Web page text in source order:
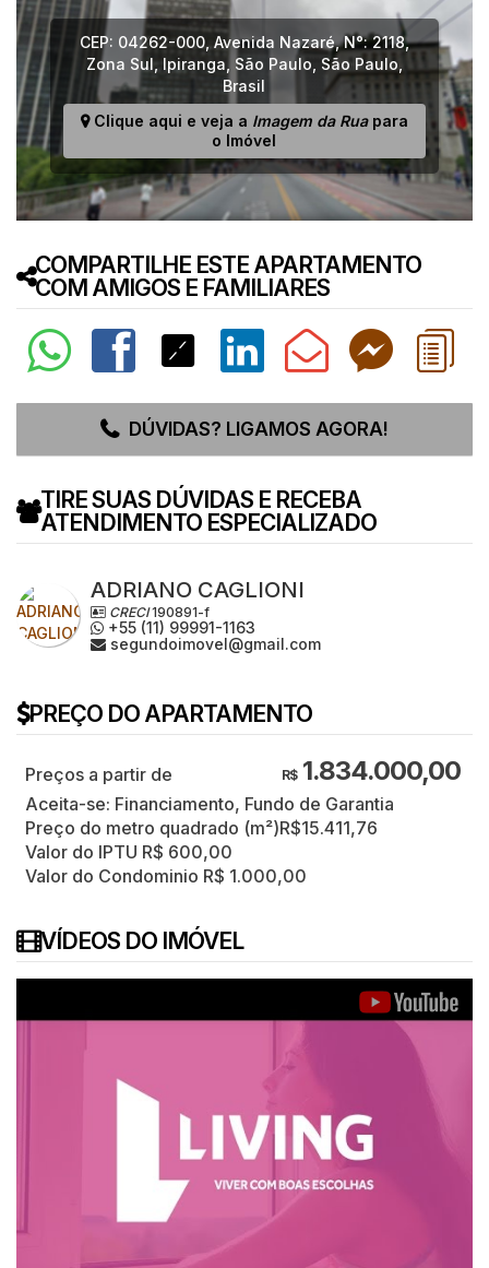
CEP: 04262-000,Avenida Nazaré,N°:2118,
Zona Sul Ipiranga São Paulo São Paulo
Brasil
Clique aqui e veja a Imagem da Ruapara
o Imóvel
COMPARTILHE ESTE APARTAMENTO
COM AMIGOS E FAMILIARES
DÚVIDAS? LIGAMOS AGORA!
TIRE SUAS DÚVIDAS E RECEBA
ATENDIMENTO ESPECIALIZADO
ADRIANO CAGLIONI
CRECI190891-f
+55 (11) 99991-1163
segundoimovel@gmail.com
PREÇO DO APARTAMENTO
R$1.834.000,00
Aceita-se: Financiamento, Fundo de Garantia
Preço do metro quadrado (m²)R$15.411,76
Valor do IPTU R$ 600,00
Valor do Condominio R$ 1.000,00
VÍDEOS DO IMÓVEL